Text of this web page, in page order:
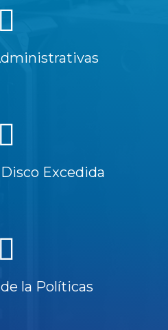
Excedida
la Políticas